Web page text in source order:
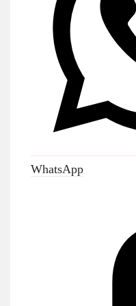
WhatsApp